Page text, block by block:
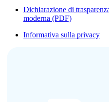
Dichiarazione di
moderna (PDF)
Informativa sulla privacy